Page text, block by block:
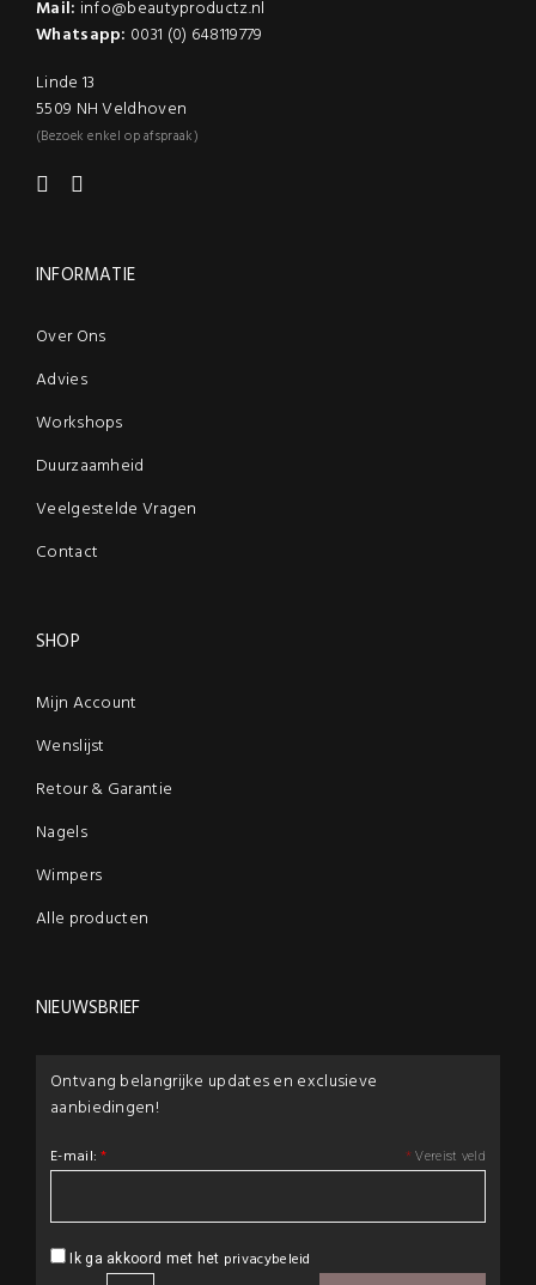
Mail: info@beautyproductz.nl
Whatsapp: 0031 (0) 648119779
Linde 13
5509 NH Veldhoven
(Bezoek enkel op afspraak)
INFORMATIE
Over Ons
Advies
Workshops
Duurzaamheid
Veelgestelde Vragen
Contact
SHOP
Mijn Account
Wenslijst
Retour & Garantie
Nagels
Wimpers
Alle producten
NIEUWSBRIEF
Ontvang belangrijke updates en exclusieve
aanbiedingen!
* Vereist veld
E-mail:*
Ik ga akkoord met het privacybeleid